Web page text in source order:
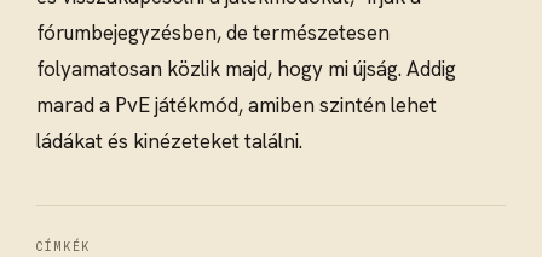
fórumbejegyzésben, de természetesen
folyamatosan közlik majd, hogy mi újság. Addig
marad a PvE játékmód, amiben szintén lehet
ládákat és kinézeteket találni.
CÍMKÉK